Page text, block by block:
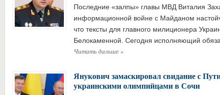
Последние «залпы» главы МВД Виталия
информационной войне с Майданом
что тексты для главного милиционера
Белокаменной. Сегодня исполняющий
Читать дальше»
Янукович замаскировал свидание с
украинскими олимпийцами в Сочи